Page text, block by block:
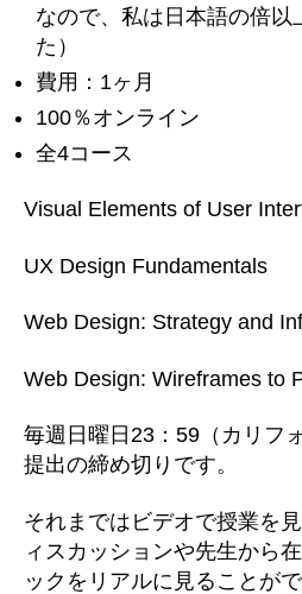
なので、私は日本語の倍以
た）
費用：1ヶ月
100％オンライン
全4コース
Visual Elements of User
UX Design Fundamentals
Web Design: Strategy and
Web Design: Wireframes to
毎週日曜日23：59（カリフ
提出の締め切りです。
それまではビデオで授業を
ィスカッションや先生から
ックをリアルに見ることがで